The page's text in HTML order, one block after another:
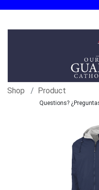
Shop Product
Questions?